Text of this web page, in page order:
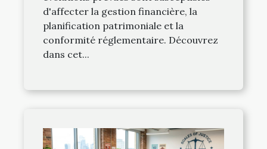
d'affecter la gestion financière, la
planification patrimoniale et la
conformité réglementaire. Découvrez
dans cet...